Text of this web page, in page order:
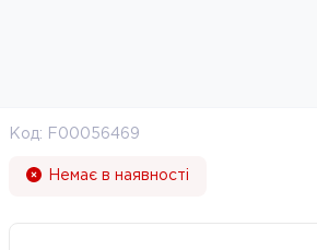
Код: F00056469
Немає в наявності